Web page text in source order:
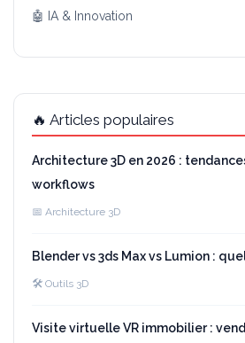
🤖 IA & Innovation
🔥 Articles populaires
Architecture 3D en 2026 :
workflows
📅 Architecture 3D
Blender vs 3ds Max vs Lumion :
🛠️ Outils 3D
Visite virtuelle VR immobilier :